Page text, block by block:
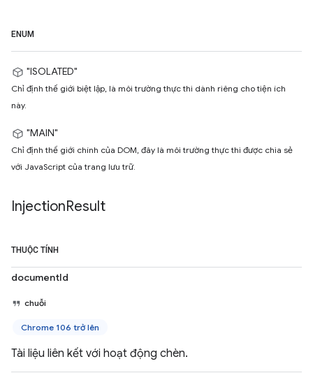
ENUM
"ISOLATED"
Chỉ định thế giới biệt lập, là môi trường thực thi dành riêng cho tiện ích
này.
"MAIN"
Chỉ định thế giới chính của DOM, đây là môi trường thực thi được chia sẻ
với JavaScript của trang lưu trữ.
InjectionResult
THUỘC TÍNH
documentId
chuỗi
Chrome 106 trở lên
Tài liệu liên kết với hoạt động chèn.